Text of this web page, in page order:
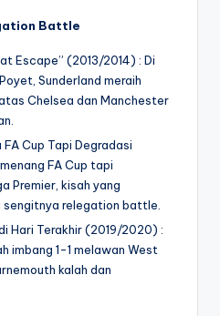
Battle
Escape” (2013/2014) : Di
Sunderland meraih
Chelsea dan Manchester
Cup Tapi Degradasi
FA Cup tapi
Premier, kisah yang
sengitnya relegation battle.
Hari Terakhir (2019/2020) :
imbang 1-1 melawan West
kalah dan